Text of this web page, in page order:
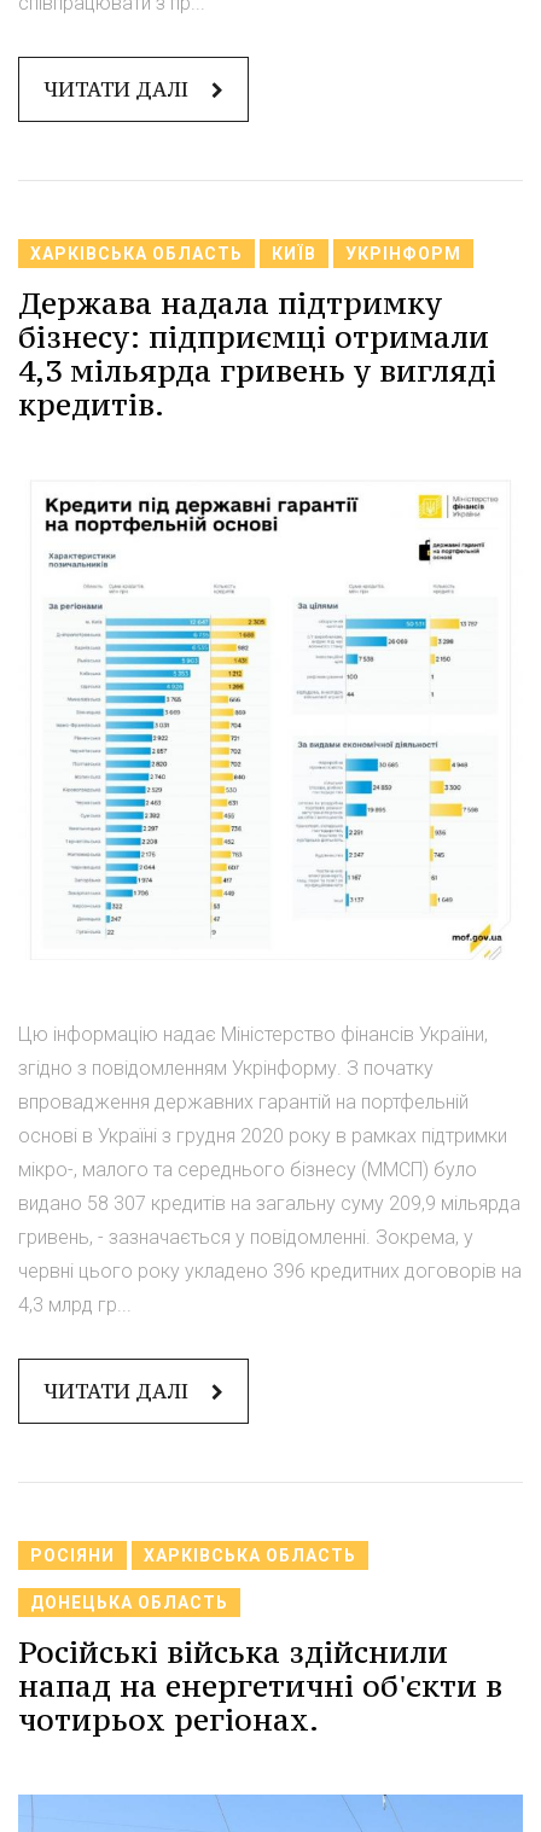
ЧИТАТИ ДАЛІ
ХАРКІВСЬКА ОБЛАСТЬ КИЇВ УКРІНФОРМ
Держава надала підтримку
бізнесу: підприємці отримали
4,3 мільярда гривень у вигляді
кредитів.
Цю інформацію надає Міністерство фінансів України,
згідно з повідомленням Укрінформу. З початку
впровадження державних гарантій на портфельній
основі в Україні з грудня 2020 року в рамках підтримки
мікро-, малого та середнього бізнесу (ММСП) було
видано 58 307 кредитів на загальну суму 209,9 мільярда
гривень, - зазначається у повідомленні. Зокрема, у
червні цього року укладено 396 кредитних договорів на
4,3 млрд гр...
ЧИТАТИ ДАЛІ
РОСІЯНИ ХАРКІВСЬКА ОБЛАСТЬ
ДОНЕЦЬКА ОБЛАСТЬ
Російські війська здійснили
напад на енергетичні об'єкти в
чотирьох регіонах.